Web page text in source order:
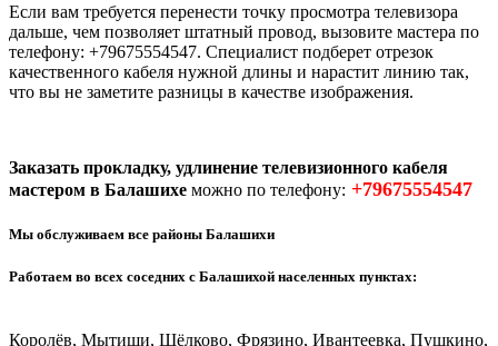
Если вам требуется перенести точку просмотра телевизора
дальше, чем позволяет штатный провод, вызовите мастера по
телефону: +79675554547. Специалист подберет отрезок
качественного кабеля нужной длины и нарастит линию так,
что вы не заметите разницы в качестве изображения.
Заказать прокладку, удлинение телевизионного кабеля
мастером в Балашихе можно по телефону: +79675554547
Мы обслуживаем все районы Балашихи
Работаем во всех соседних с Балашихой населенных пунктах:
Королёв, Мытищи, Щёлково, Фрязино, Ивантеевка, Пушкино,